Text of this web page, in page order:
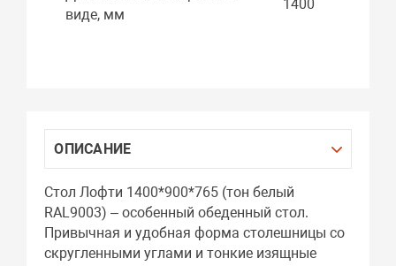
виде, мм
1400
ОПИСАНИЕ
Стол Лофти 1400*900*765 (тон белый
RAL9003) – особенный обеденный стол.
Привычная и удобная форма столешницы со
скругленными углами и тонкие изящные